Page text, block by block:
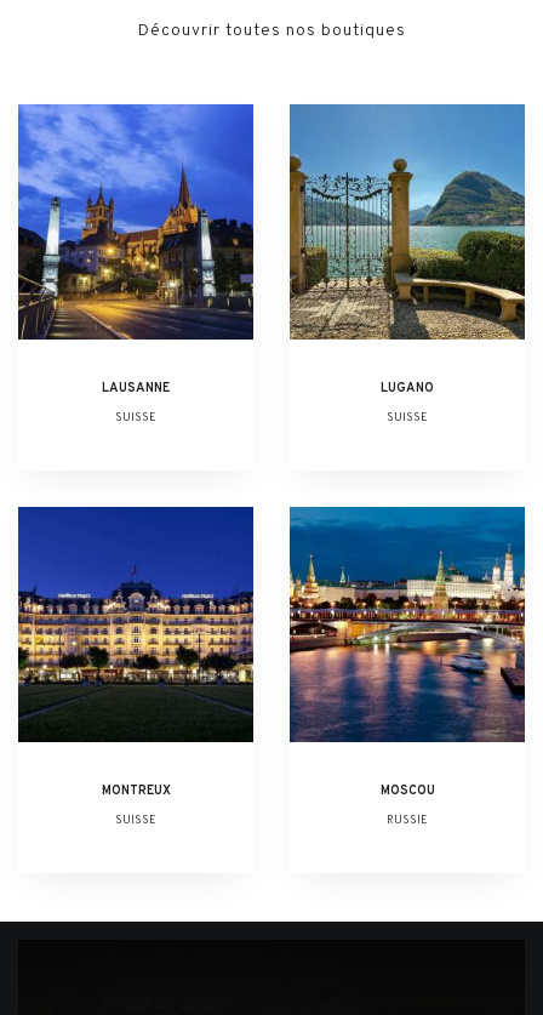
Découvrir toutes nos boutiques
LAUSANNE
SUISSE
LUGANO
SUISSE
MONTREUX
SUISSE
MOSCOU
RUSSIE